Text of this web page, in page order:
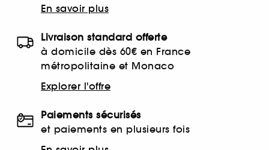
En savoir plus
Livraison standard offerte
à domicile dès 60€ en France
métropolitaine et Monaco
Explorer l'offre
Paiements sécurisés
et paiements en plusieurs fois